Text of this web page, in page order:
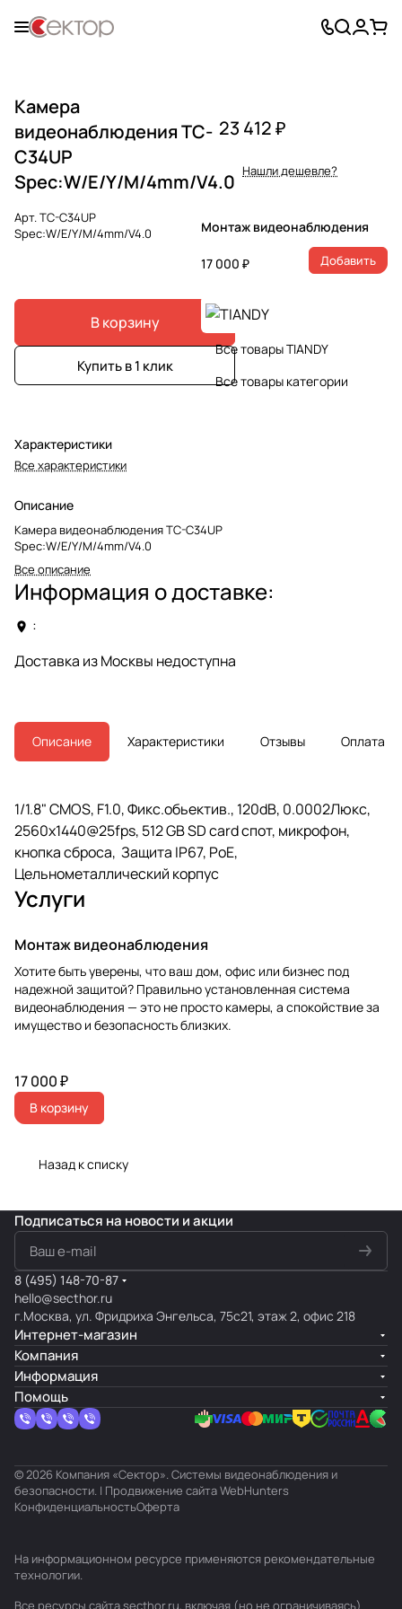
Камера
видеонаблюдения TC-
C34UP
Spec:W/E/Y/M/4mm/V4.0
Арт.TC-C34UP
Spec:W/E/Y/M/4mm/V4.0
В корзину
Купить в 1 клик
Характеристики
Все характеристики
Описание
Камера видеонаблюдения TC-C34UP
Spec:W/E/Y/M/4mm/V4.0
Все описание
23 412 ₽
Нашли дешевле?
Монтаж видеонаблюдения
17 000 ₽ Добавить
Все товары TIANDY
Все товары категории
Информация о доставке:
:
Доставка из Москвы недоступна
Описание Характеристики Отзывы Оплата
1/1.8" CMOS, F1.0, Фикс.обьектив., 120dB, 0.0002Люкс,
2560x1440@25fps, 512 GB SD card спот, микрофон,
кнопка сброса, Защита IP67, PoE,
Цельнометаллический корпус
Услуги
Монтаж видеонаблюдения
Хотите быть уверены, что ваш дом, офис или бизнес под
надежной защитой? Правильно установленная система
видеонаблюдения — это не просто камеры, а спокойствие за
имущество и безопасность близких.
17 000 ₽
В корзину
Назад к списку
Подписаться на новости и акции
8 (495) 148-70-87
hello@secthor.ru
г.Москва, ул. Фридриха Энгельса, 75с21, этаж 2, офис 218
Интернет-магазин
Компания
Информация
Помощь
© 2026 Компания «Сектор». Системы видеонаблюдения и
безопасности. | Продвижение сайтаWebHunters
КонфиденциальностьОферта
На информационном ресурсе применяются рекомендательные
технологии.
Все ресурсы сайта secthor.ru, включая (но не ограничиваясь)